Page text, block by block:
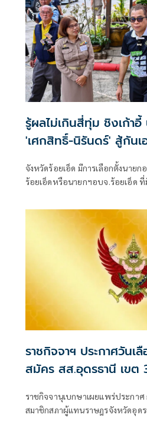
รู้ผลไม่เกินสี่ทุ่ม ชิงเก้า
'เศกสิทธิ์-นิรันดร์' สู้กัน
จังหวัดร้อยเอ็ด มีการเลือกตั้งนาย
ร้อยเอ็ดหรือนายกฯอบจ.ร้อยเอ็ด
ราชกิจจาฯ ประกาศวัน
สมัคร สส.อุดรธานี เขต
ราชกิจจานุเบกษาเผยแพร่ประกา
สมาชิกสภาผู้แทนราษฎรจังหวัดอุด